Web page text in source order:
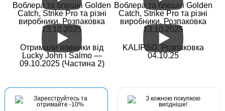
Воблера та блешні Golden
Catch, Strike Pro та різні
виробники. Розпаковка
13.10.2025
Воблера та блешні Golden
Catch, Strike Pro та різні
виробники. Розпаковка
13.10.2025
Отримали новинки від
Lucky John і Salmo —
09.10.2025 (Частина 2)
KALIPSO. Розпаковка
04.10.25